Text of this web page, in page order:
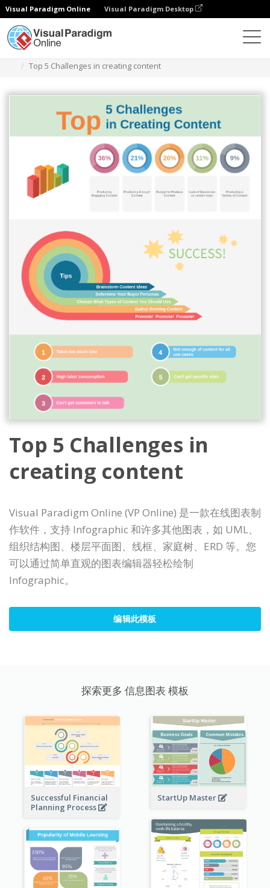
Visual Paradigm Online Visual Paradigm Desktop
Top 5 Challenges in creating content
Top 5 Challenges in
creating content
Visual Paradigm Online (VP Online) 是一款在线图表制
作软件，支持 Infographic 和许多其他图表，如 UML、
组织结构图、楼层平面图、线框、家庭树、ERD 等。您
可以通过简单直观的图表编辑器轻松绘制
Infographic。
编辑此模板
探索更多 信息图表 模板
Successful Financial
Planning Process
StartUp Master